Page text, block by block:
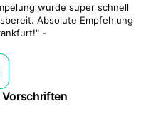
wurde super schnell
Absolute Empfehlung
-